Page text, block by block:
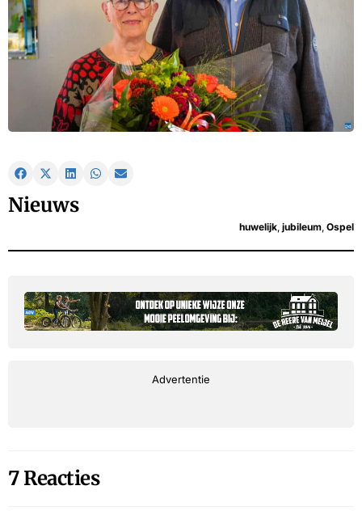
Nieuws
huwelijk, jubileum, Ospel
Advertentie
7 Reacties